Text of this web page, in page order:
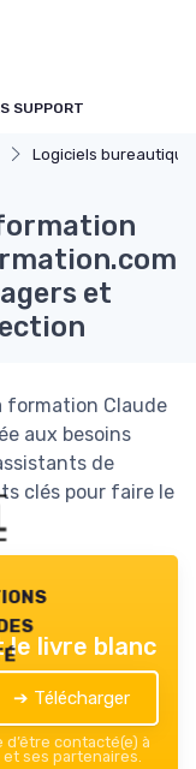
SUPPORT
Logiciels
et
formation Claude
aux besoins
de
clés pour faire le
livre blanc
➔ Télécharger
contacté(e) à
et ses partenaires.